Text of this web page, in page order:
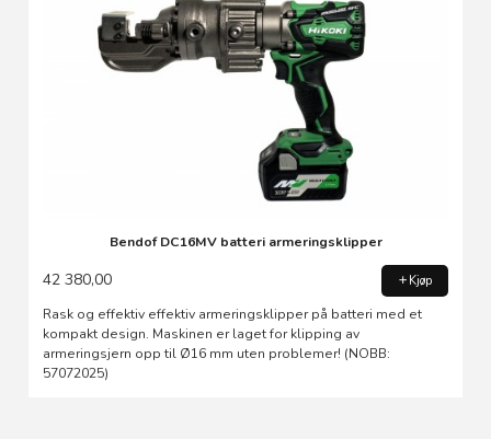
Bendof DC16MV batteri armeringsklipper
42 380,00 Kjøp
Rask og effektiv effektiv armeringsklipper på batteri med et
kompakt design. Maskinen er laget for klipping av
armeringsjern opp til Ø16 mm uten problemer! (NOBB:
57072025)